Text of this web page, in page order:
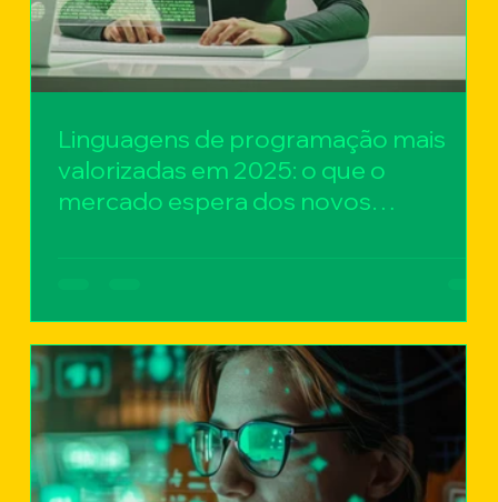
Linguagens de programação mais
valorizadas em 2025: o que o
mercado espera dos novos